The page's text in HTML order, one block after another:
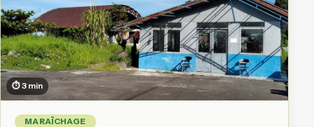
⏱ 3 min
MARAÎCHAGE